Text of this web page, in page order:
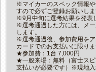
※マイカーのスペック情報
すので必ずご登録お願いし
※9月中旬に選考結果を発表
※選考通過した方には、メ
します。
※選考通過後、参加費用を
カードでのお支払いに限りま
★参加費：1台 7,000円
★一般来場：無料（富士ス
支払いが必要です）※現地